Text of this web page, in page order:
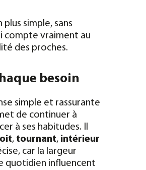
simple, sans
compte vraiment au
des proches.
besoin
simple et rassurante
de continuer à
à ses habitudes. Il
, tournant, intérieur
car la largeur
quotidien influencent